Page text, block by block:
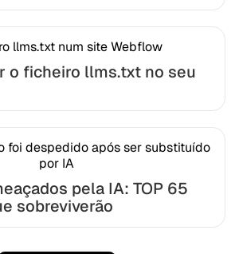
o ficheiro llms.txt no seu
pela IA: TOP 65
sobreviverão